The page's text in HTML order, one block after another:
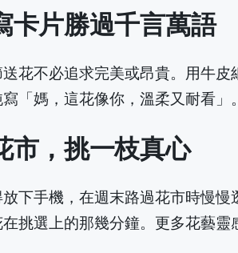
卡片勝過千言萬語
花不必追求完美或昂貴。用牛
「媽，這花像你，溫柔又耐看
市，挑一枝真心
下手機，在週末路過花市時慢
挑選上的那幾分鐘。更多花藝